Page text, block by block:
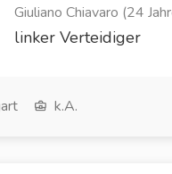
Giuliano Chiavaro (24
linker Verteidiger
k.A.